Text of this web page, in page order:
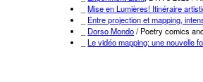
_Mise en Lumières! Itinéraire
Entre projection et mapping,
Dorso Mondo/ Poetry comics
_Le vidéo mapping: une nouvelle